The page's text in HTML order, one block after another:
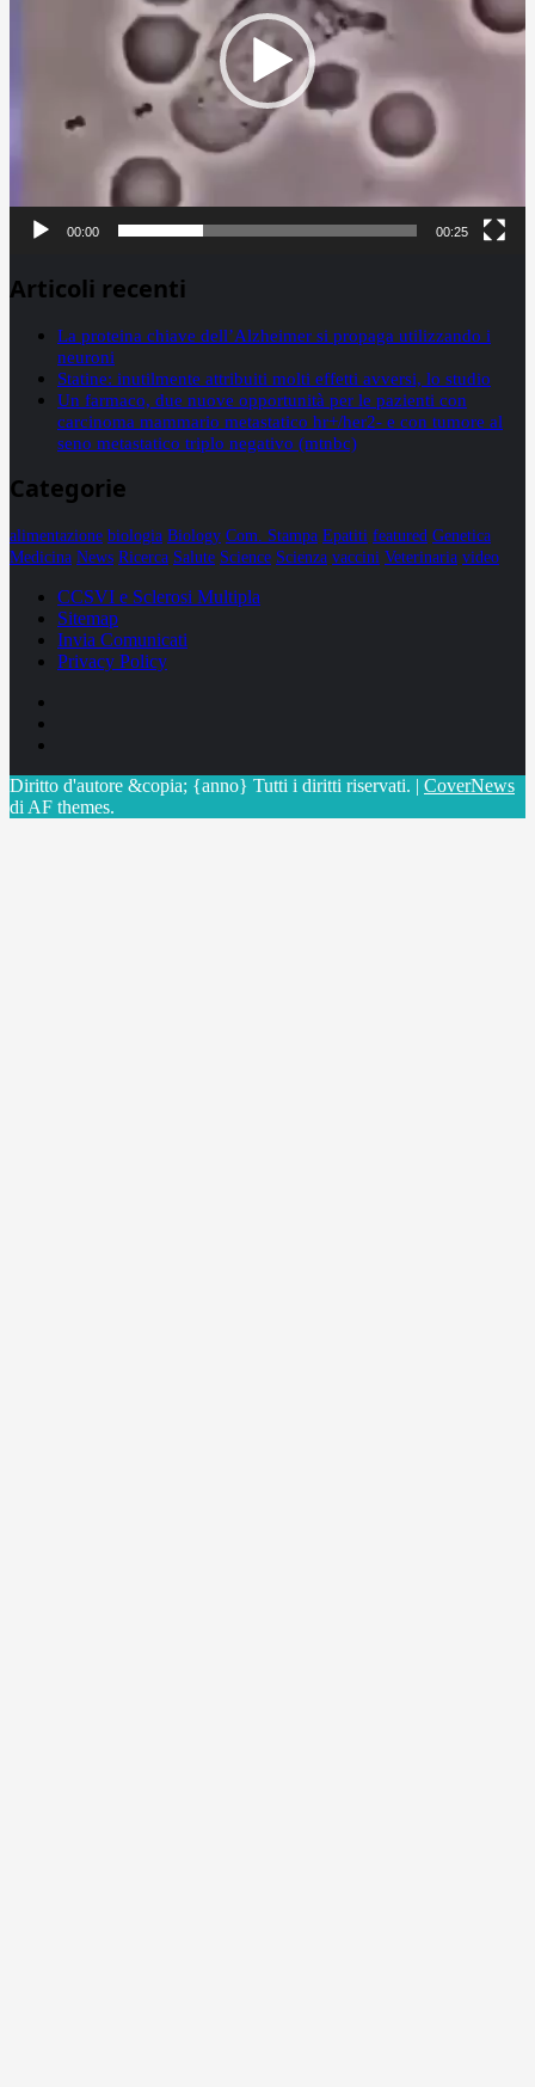
00:00 00:25
Articoli recenti
La proteina chiave dell’Alzheimer si propaga utilizzando i
neuroni
Statine: inutilmente attribuiti molti effetti avversi, lo studio
Un farmaco, due nuove opportunità per le pazienti con
carcinoma mammario metastatico hr+/her2- e con tumore al
seno metastatico triplo negativo (mtnbc)
Categorie
alimentazione biologia Biology Com. Stampa Epatiti featured Genetica
Medicina News Ricerca Salute Science Scienza vaccini Veterinaria video
CCSVI e Sclerosi Multipla
Sitemap
Invia Comunicati
Privacy Policy
Diritto d'autore &copia; {anno} Tutti i diritti riservati. | CoverNews
di AF themes.